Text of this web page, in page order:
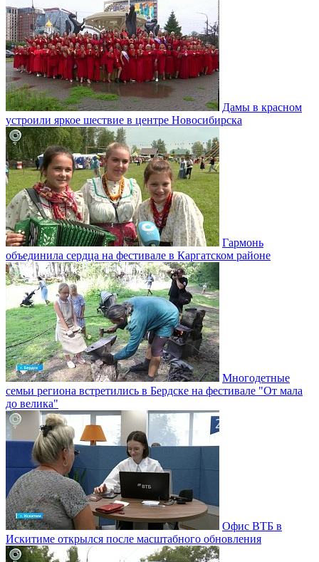
Дамы в красном
устроили яркое шествие в центре Новосибирска
Гармонь
объединила сердца на фестивале в Каргатском районе
Многодетные
семьи региона встретились в Бердске на фестивале "От мала
до велика"
Офис ВТБ в
Искитиме открылся после масштабного обновления